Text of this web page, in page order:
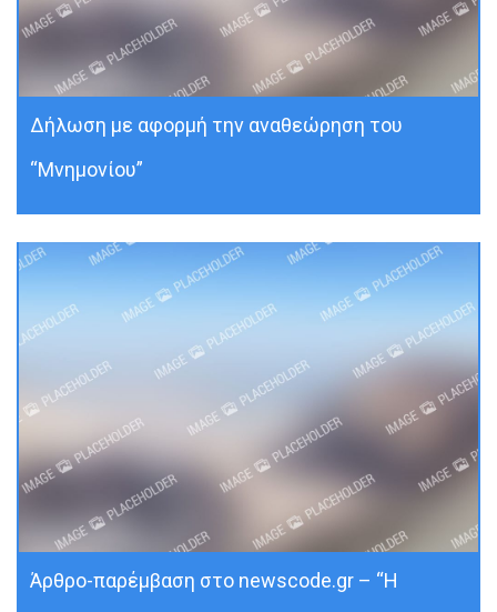
Δήλωση με αφορμή την αναθεώρηση του
“Μνημονίου”
Άρθρο-παρέμβαση στο newscode.gr – “Η